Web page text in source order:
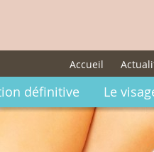
Accueil
définitive Le